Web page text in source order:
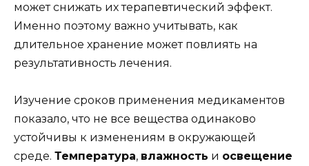
может снижать их терапевтический эффект.
Именно поэтому важно учитывать, как
длительное хранение может повлиять на
результативность лечения.
Изучение сроков применения медикаментов
показало, что не все вещества одинаково
устойчивы к изменениям в окружающей
среде. Температура, влажность и освещение